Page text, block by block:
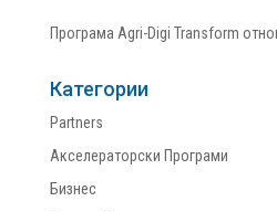
Програма Agri-Digi Transform
Категории
Partners
Акселераторски Програми
Бизнес